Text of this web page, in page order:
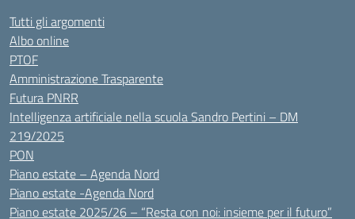
Tutti gli argomenti
Albo online
PTOF
Amministrazione Trasparente
Futura PNRR
Intelligenza artificiale nella scuola Sandro Pertini – DM
219/2025
PON
Piano estate – Agenda Nord
Piano estate -Agenda Nord
Piano estate 2025/26 – “Resta con noi: insieme per il futuro”